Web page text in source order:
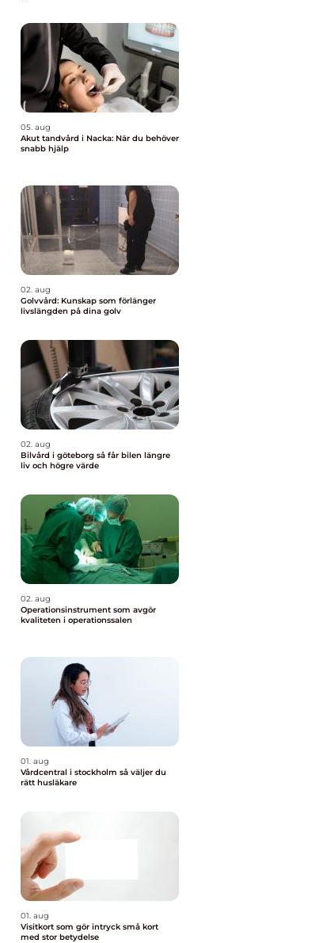
05. aug
Akut tandvård i Nacka: När du behöver
snabb hjälp
02. aug
Golvvård: Kunskap som förlänger
livslängden på dina golv
02. aug
Bilvård i göteborg så får bilen längre
liv och högre värde
02. aug
Operationsinstrument som avgör
kvaliteten i operationssalen
01. aug
Vårdcentral i stockholm så väljer du
rätt husläkare
01. aug
Visitkort som gör intryck små kort
med stor betydelse